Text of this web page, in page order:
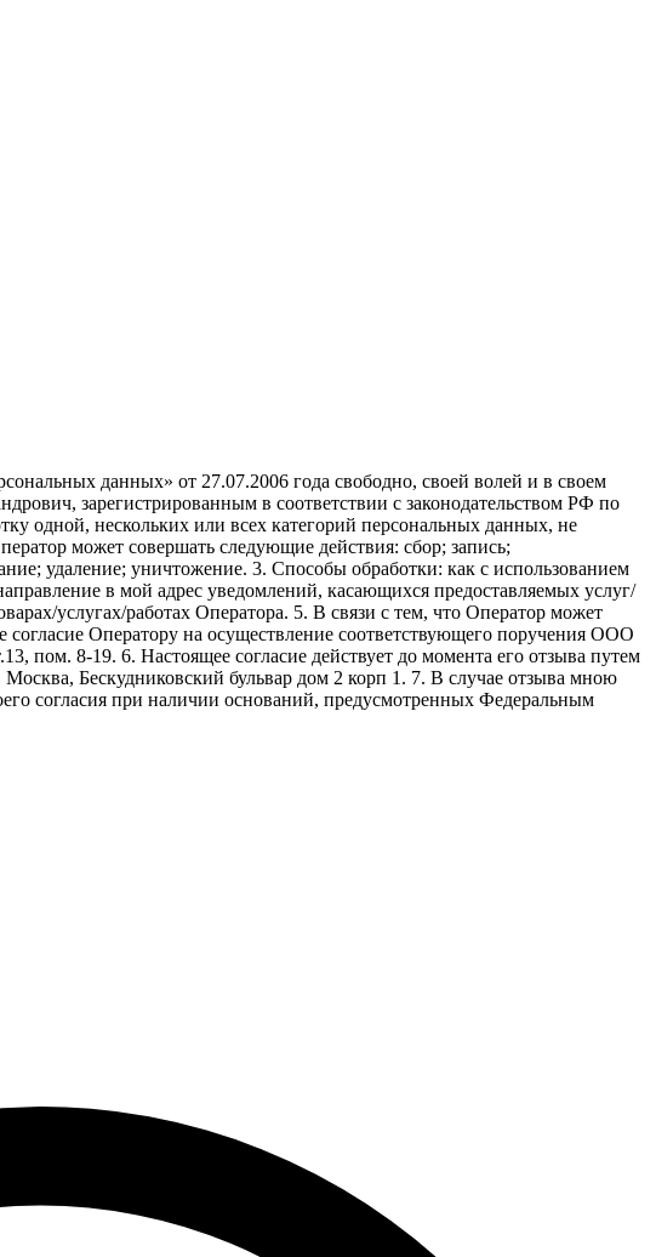
данных» от 27.07.2006 года свободно, своей волей и в своем
зарегистрированным в соответствии с законодательством РФ по
одной, нескольких или всех категорий персональных данных, не
может совершать следующие действия: сбор; запись;
удаление; уничтожение. 3. Способы обработки: как с использованием
в мой адрес уведомлений, касающихся предоставляемых услуг/
услугах/работах Оператора. 5. В связи с тем, что Оператор может
Оператору на осуществление соответствующего поручения ООО
пом. 8-19. 6. Настоящее согласие действует до момента его отзыва путем
Бескудниковский бульвар дом 2 корп 1. 7. В случае отзыва мною
согласия при наличии оснований, предусмотренных Федеральным